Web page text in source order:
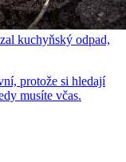
kuchyňský odpad,
protože si hledají
musíte včas.